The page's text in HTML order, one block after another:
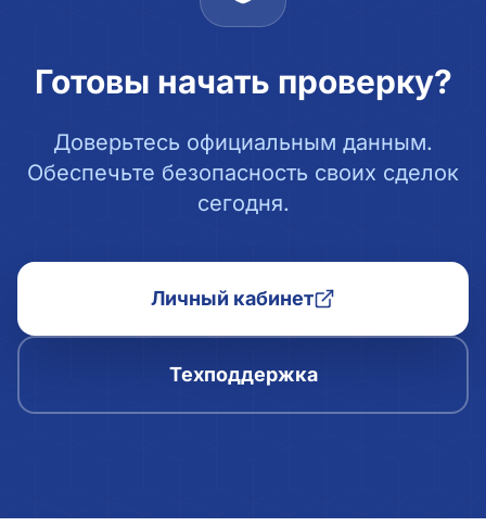
Готовы начать проверку?
Доверьтесь официальным данным.
Обеспечьте безопасность своих сделок
сегодня.
Личный кабинет
Техподдержка